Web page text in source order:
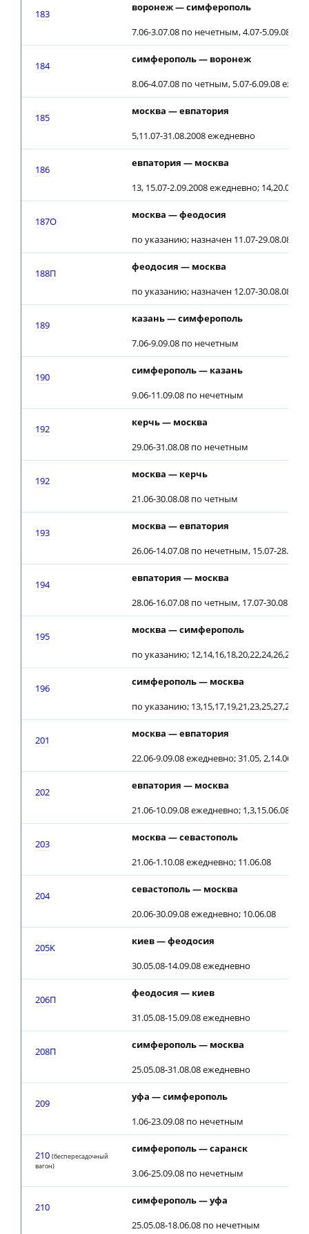
183
воронеж — симферополь
7.06-3.07.08 по нечетным, 4.07-5.09.08
184
симферополь — воронеж
8.06-4.07.08 по четным, 5.07-6.09.08
185
москва — евпатория
5,11.07-31.08.2008 ежедневно
186
евпатория — москва
13, 15.07-2.09.2008 ежедневно;
187О
москва — феодосия
по указанию; назначен 11.07-29.08.08
188П
феодосия — москва
по указанию; назначен 12.07-30.08.08
189
казань — симферополь
7.06-9.09.08 по нечетным
190
симферополь — казань
9.06-11.09.08 по нечетным
192
керчь — москва
29.06-31.08.08 по нечетным
192
москва — керчь
21.06-30.08.08 по четным
193
москва — евпатория
26.06-14.07.08 по нечетным, 15.07-
194
евпатория — москва
28.06-16.07.08 по четным, 17.07-30.08.08
195
москва — симферополь
по указанию;
196
симферополь — москва
по указанию;
201
москва — евпатория
22.06-9.09.08 ежедневно; 31.05, 2,14.06.08
202
евпатория — москва
21.06-10.09.08 ежедневно; 1,3,15.06.08
203
москва — севастополь
21.06-1.10.08 ежедневно; 11.06.08
204
севастополь — москва
20.06-30.09.08 ежедневно; 10.06.08
205К
киев — феодосия
30.05.08-14.09.08 ежедневно
206П
феодосия — киев
31.05.08-15.09.08 ежедневно
208П
симферополь — москва
25.05.08-31.08.08 ежедневно
209
уфа — симферополь
1.06-23.09.08 по нечетным
210 (беспересадочный
вагон)
симферополь — саранск
3.06-25.09.08 по нечетным
210
симферополь — уфа
25.05.08-18.06.08 по нечетным